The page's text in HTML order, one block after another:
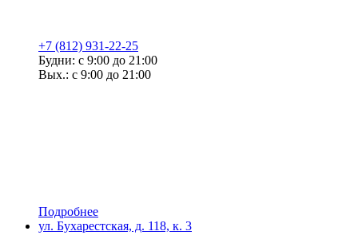
+7 (812) 931-22-25
Будни: с 9:00 до 21:00
Вых.: с 9:00 до 21:00
Подробнее
ул. Бухарестская, д. 118, к. 3